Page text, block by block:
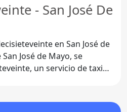
- San José De
en San José de
un servicio de taxis